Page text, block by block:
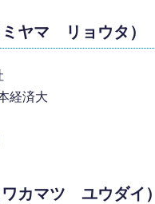
ヤマ リョウタ
経済大
カマツ ユウダ